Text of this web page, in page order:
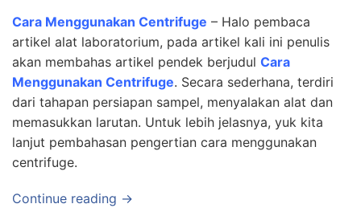
Cara Menggunakan Centrifuge – Halo pembaca
artikel alat laboratorium, pada artikel kali ini penulis
akan membahas artikel pendek berjudul Cara
Menggunakan Centrifuge. Secara sederhana, terdiri
dari tahapan persiapan sampel, menyalakan alat dan
memasukkan larutan. Untuk lebih jelasnya, yuk kita
lanjut pembahasan pengertian cara menggunakan
centrifuge.
Continue reading →